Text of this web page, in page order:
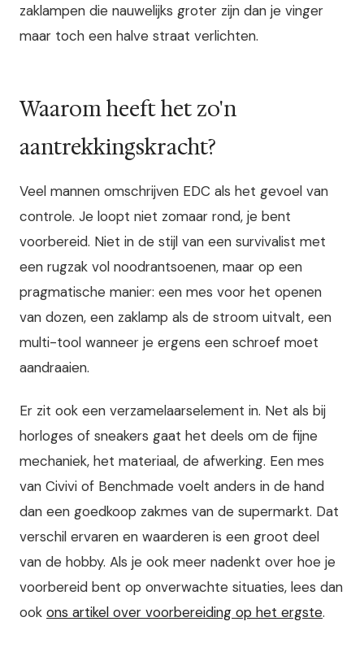
zaklampen die nauwelijks groter zijn dan je vinger
maar toch een halve straat verlichten.
Waarom heeft het zo'n
aantrekkingskracht?
Veel mannen omschrijven EDC als het gevoel van
controle. Je loopt niet zomaar rond, je bent
voorbereid. Niet in de stijl van een survivalist met
een rugzak vol noodrantsoenen, maar op een
pragmatische manier: een mes voor het openen
van dozen, een zaklamp als de stroom uitvalt, een
multi-tool wanneer je ergens een schroef moet
aandraaien.
Er zit ook een verzamelaarselement in. Net als bij
horloges of sneakers gaat het deels om de fijne
mechaniek, het materiaal, de afwerking. Een mes
van Civivi of Benchmade voelt anders in de hand
dan een goedkoop zakmes van de supermarkt. Dat
verschil ervaren en waarderen is een groot deel
van de hobby. Als je ook meer nadenkt over hoe je
voorbereid bent op onverwachte situaties, lees dan
ook ons artikel over voorbereiding op het ergste.